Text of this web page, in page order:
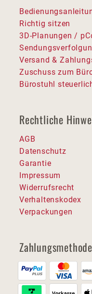
Richtig sitzen
3D-Planungen /
Versand &
Zuschuss zum
Bürostuhl
Rechtliche
AGB
Datenschutz
Garantie
Impressum
Widerrufsrecht
Verhaltenskodex
Verpackungen